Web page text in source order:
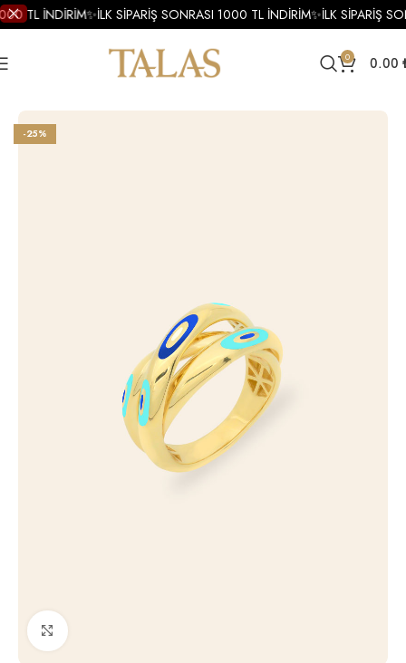
0 0.00
Altın Yüzükler Altın Mineli Yüzük
-25%
Büyütmek için tıklayın
TL İNDİRİM✨İLK SİPARİŞ SONRASI 1000 TL İNDİRİM✨İLK SİPARİŞ